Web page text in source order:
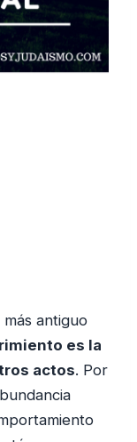
antiguo
es la
actos. Por